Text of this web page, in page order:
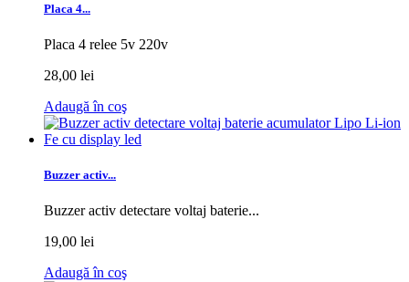
Placa 4...
Placa 4 relee 5v 220v
28,00 lei
Adaugă în coş
Buzzer activ...
Buzzer activ detectare voltaj baterie...
19,00 lei
Adaugă în coş